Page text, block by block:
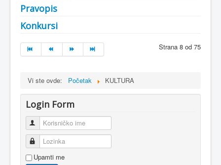
Pravopis
Konkursi
Strana 8 od 75
Vi ste ovde: Početak KULTURA
Login Form
Korisničko ime
Lozinka
Upamti me